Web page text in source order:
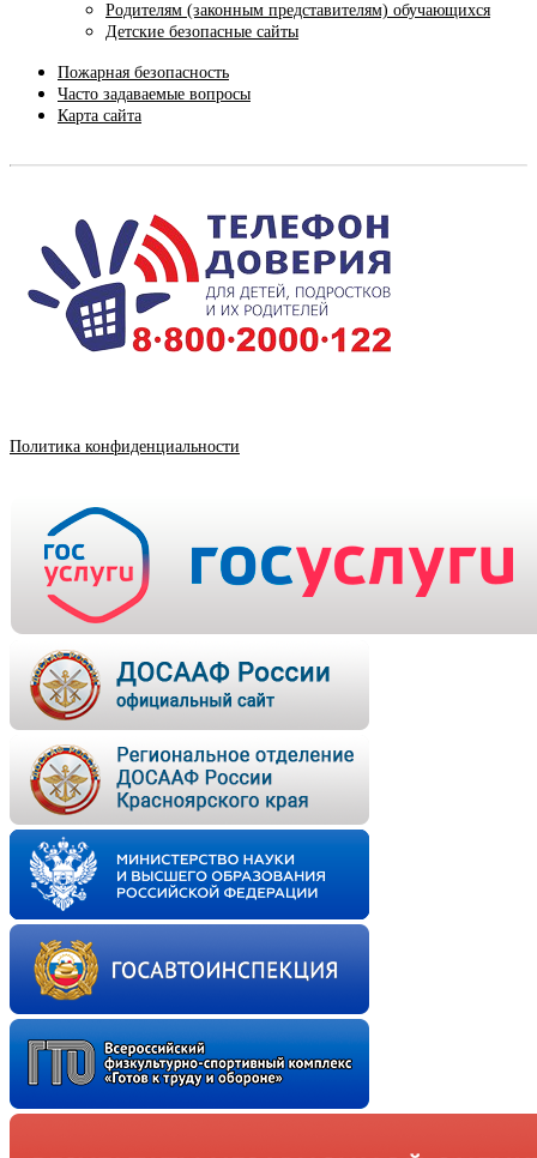
Родителям (законным представителям) обучающихся
Детские безопасные сайты
Пожарная безопасность
Часто задаваемые вопросы
Карта сайта
Политика конфиденциальности